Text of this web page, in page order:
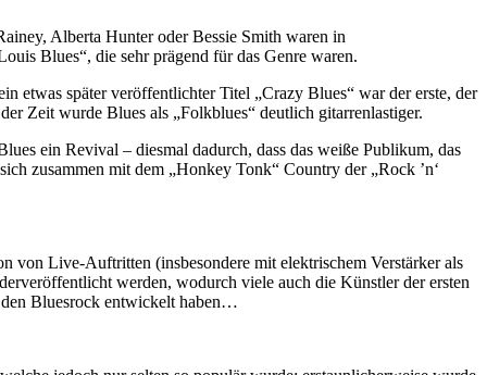
Alberta Hunter oder Bessie Smith waren in
Blues“, die sehr prägend für das Genre waren.
etwas später veröffentlichter Titel „Crazy Blues“ war der erste, der
Zeit wurde Blues als „Folkblues“ deutlich gitarrenlastiger.
ein Revival – diesmal dadurch, dass das weiße Publikum, das
zusammen mit dem „Honkey Tonk“ Country der „Rock ’n‘
von Live-Auftritten (insbesondere mit elektrischem Verstärker als
werden, wodurch viele auch die Künstler der ersten
den Bluesrock entwickelt haben…